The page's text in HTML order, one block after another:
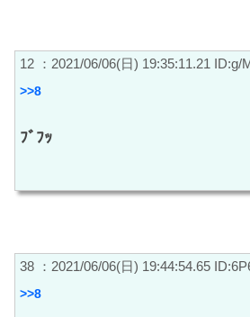
12 ：2021/06/06(日) 19:35:11.21 ID:g/
>>8
ﾌﾞﾌｯ
38 ：2021/06/06(日) 19:44:54.65
>>8